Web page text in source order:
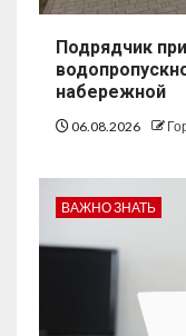
Подрядчик
набережной
06.08.2026
ВАЖНО ЗНАТЬ